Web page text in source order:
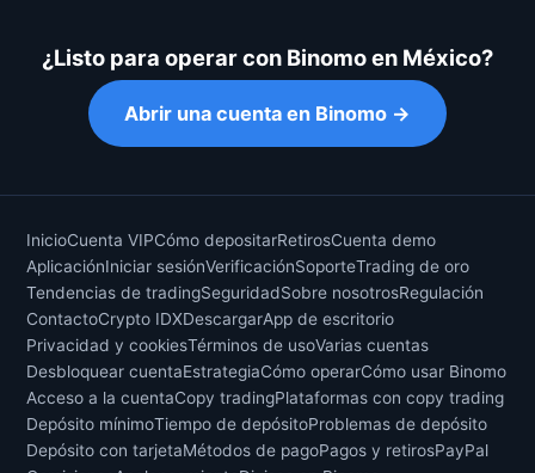
¿Listo para operar con Binomo en México?
Abrir una cuenta en Binomo →
InicioCuenta VIPCómo depositarRetirosCuenta demo
AplicaciónIniciar sesiónVerificaciónSoporteTrading de oro
Tendencias de tradingSeguridadSobre nosotrosRegulación
ContactoCrypto IDXDescargarApp de escritorio
Privacidad y cookiesTérminos de usoVarias cuentas
Desbloquear cuentaEstrategiaCómo operarCómo usar Binomo
Acceso a la cuentaCopy tradingPlataformas con copy trading
Depósito mínimoTiempo de depósitoProblemas de depósito
Depósito con tarjetaMétodos de pagoPagos y retirosPayPal